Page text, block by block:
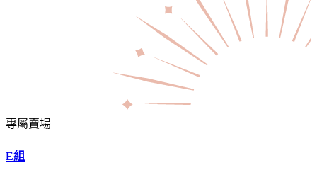
專屬賣場
E組